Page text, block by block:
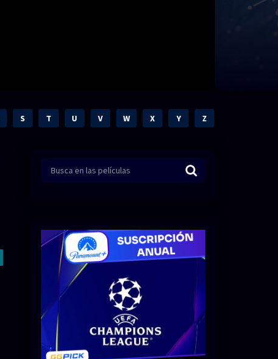
S T U V W X Y Z